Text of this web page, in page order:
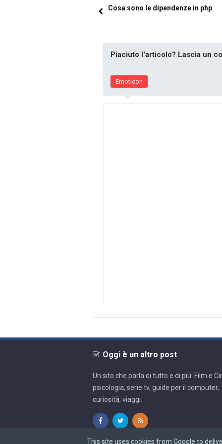
Cosa sono le dipendenze in php
Piaciuto l'articolo? Lascia un
Emoticon
Oggi è un altro post
Un sito che parla di tutto e di più. Film e
psicologia, serie tv, guide per il computer,
curiosità, viaggi.
This site uses cookies from Google to